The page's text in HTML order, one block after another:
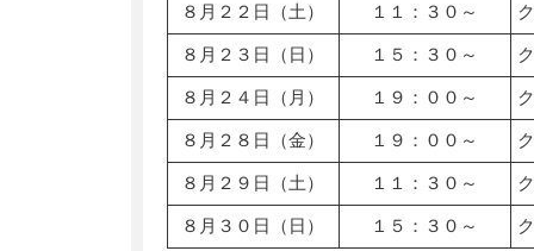
８月２２日（土） １１：３０～
８月２３日（日） １５：３０～
８月２４日（月） １９：００～
８月２８日（金） １９：００～
８月２９日（土） １１：３０～
８月３０日（日） １５：３０～